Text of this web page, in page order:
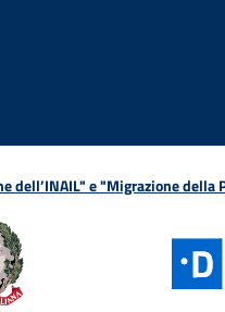
e "Migrazione della